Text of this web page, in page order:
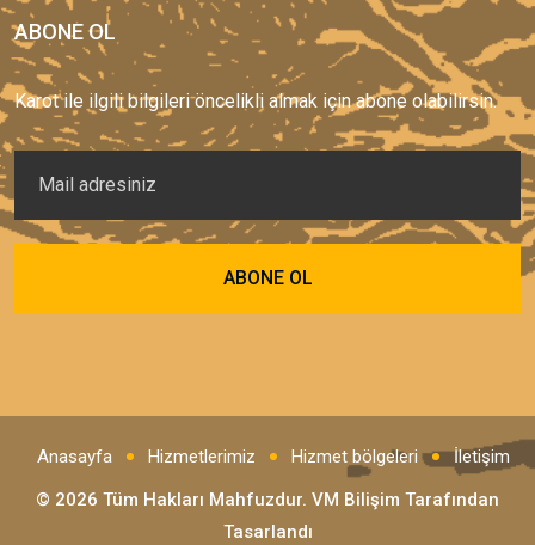
ABONE OL
Karot ile ilgili bilgileri öncelikli almak için abone olabilirsin.
Anasayfa Hizmetlerimiz Hizmet bölgeleri
İletişim
© 2026 Tüm Hakları Mahfuzdur. VM Bilişim Tarafından
Tasarlandı